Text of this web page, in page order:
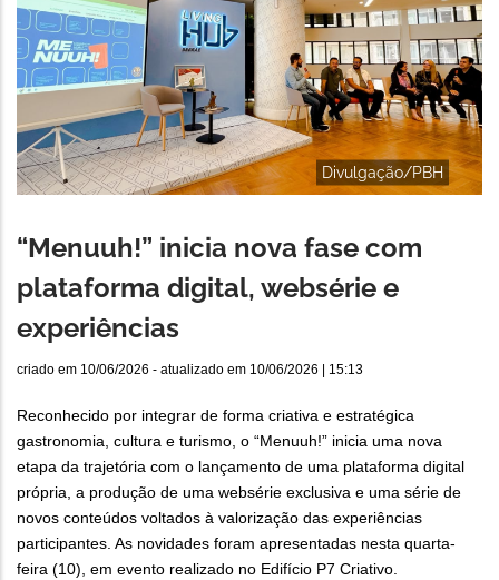
Divulgação/PBH
“Menuuh!” inicia nova fase com
plataforma digital, websérie e
experiências
criado em 10/06/2026 - atualizado em 10/06/2026 | 15:13
Reconhecido por integrar de forma criativa e estratégica
gastronomia, cultura e turismo, o “Menuuh!” inicia uma nova
etapa da trajetória com o lançamento de uma plataforma digital
própria, a produção de uma websérie exclusiva e uma série de
novos conteúdos voltados à valorização das experiências
participantes. As novidades foram apresentadas nesta quarta-
feira (10), em evento realizado no Edifício P7 Criativo.